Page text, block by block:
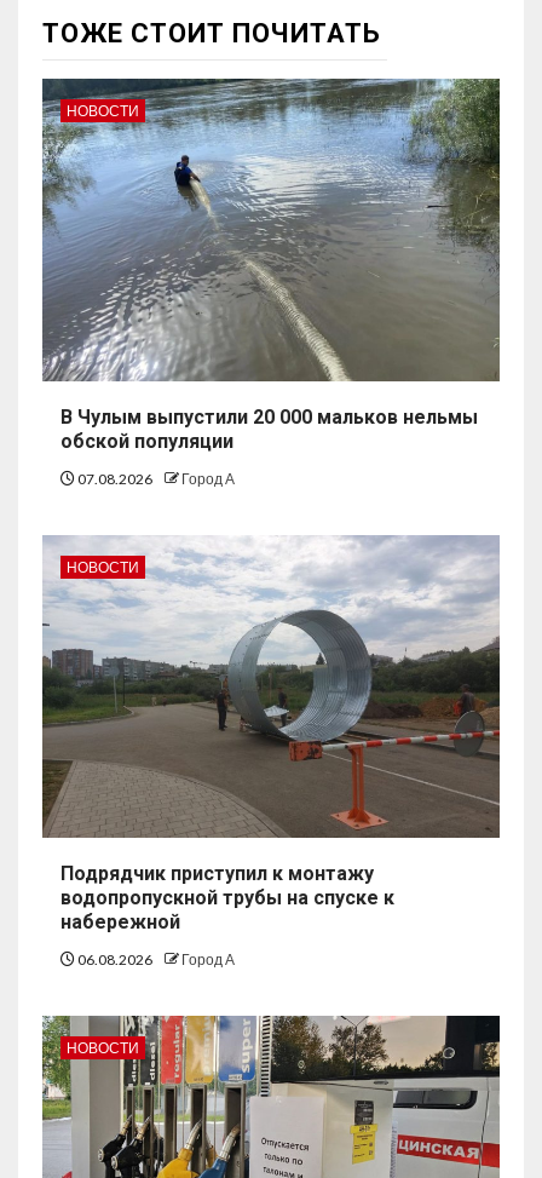
ТОЖЕ СТОИТ ПОЧИТАТЬ
НОВОСТИ
В Чулым выпустили 20 000 мальков нельмы
обской популяции
07.08.2026 Город А
НОВОСТИ
Подрядчик приступил к монтажу
водопропускной трубы на спуске к
набережной
06.08.2026 Город А
НОВОСТИ